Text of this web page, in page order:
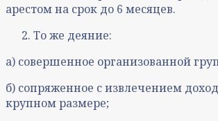
арестом на срок до 6 месяцев.
То же деяние:
а) совершенное организованной
б) сопряженное с извлечением
крупном размере;